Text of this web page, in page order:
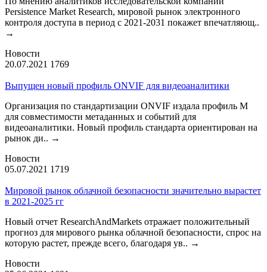
Persistence Market Research, мировой рынок электронного
контроля доступа в период с 2021-2031 покажет впечатляющ..
→
Новости
20.07.2021 1769
Выпущен новый профиль ONVIF для видеоаналитики
Организация по стандартизации ONVIF издала профиль М
для совместимости метаданных и событий для
видеоаналитики. Новый профиль стандарта ориентирован на
рынок ди.. →
Новости
05.07.2021 1719
Мировой рынок облачной безопасности значительно вырастет
в 2021-2025 гг
Новый отчет ResearchAndMarkets отражает положительный
прогноз для мирового рынка облачной безопасности, спрос на
которую растет, прежде всего, благодаря ув.. →
Новости